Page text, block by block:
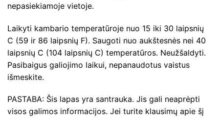
nepasiekiamoje vietoje.
Laikyti kambario temperatūroje nuo 15 iki 30 laipsnių
C (59 ir 86 laipsnių F). Saugoti nuo aukštesnės nei 40
laipsnių C (104 laipsnių C) temperatūros. Neužšaldyti.
Pasibaigus galiojimo laikui, nepanaudotus vaistus
išmeskite.
PASTABA: Šis lapas yra santrauka. Jis gali neaprėpti
visos galimos informacijos. Jei turite klausimų apie šį